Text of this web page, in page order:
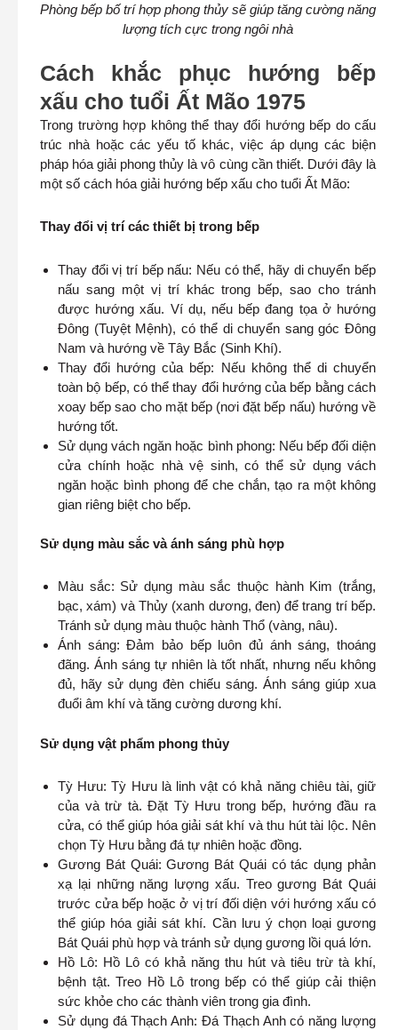
Phòng bếp bố trí hợp phong thủy sẽ giúp tăng cường năng
lượng tích cực trong ngôi nhà
Cách khắc phục hướng bếp
xấu cho tuổi Ất Mão 1975
Trong trường hợp không thể thay đổi hướng bếp do cấu
trúc nhà hoặc các yếu tố khác, việc áp dụng các biện
pháp hóa giải phong thủy là vô cùng cần thiết. Dưới đây là
một số cách hóa giải hướng bếp xấu cho tuổi Ất Mão:
Thay đổi vị trí các thiết bị trong bếp
Thay đổi vị trí bếp nấu: Nếu có thể, hãy di chuyển bếp
nấu sang một vị trí khác trong bếp, sao cho tránh
được hướng xấu. Ví dụ, nếu bếp đang tọa ở hướng
Đông (Tuyệt Mệnh), có thể di chuyển sang góc Đông
Nam và hướng về Tây Bắc (Sinh Khí).
Thay đổi hướng của bếp: Nếu không thể di chuyển
toàn bộ bếp, có thể thay đổi hướng của bếp bằng cách
xoay bếp sao cho mặt bếp (nơi đặt bếp nấu) hướng về
hướng tốt.
Sử dụng vách ngăn hoặc bình phong: Nếu bếp đối diện
cửa chính hoặc nhà vệ sinh, có thể sử dụng vách
ngăn hoặc bình phong để che chắn, tạo ra một không
gian riêng biệt cho bếp.
Sử dụng màu sắc và ánh sáng phù hợp
Màu sắc: Sử dụng màu sắc thuộc hành Kim (trắng,
bạc, xám) và Thủy (xanh dương, đen) để trang trí bếp.
Tránh sử dụng màu thuộc hành Thổ (vàng, nâu).
Ánh sáng: Đảm bảo bếp luôn đủ ánh sáng, thoáng
đãng. Ánh sáng tự nhiên là tốt nhất, nhưng nếu không
đủ, hãy sử dụng đèn chiếu sáng. Ánh sáng giúp xua
đuổi âm khí và tăng cường dương khí.
Sử dụng vật phẩm phong thủy
Tỳ Hưu: Tỳ Hưu là linh vật có khả năng chiêu tài, giữ
của và trừ tà. Đặt Tỳ Hưu trong bếp, hướng đầu ra
cửa, có thể giúp hóa giải sát khí và thu hút tài lộc. Nên
chọn Tỳ Hưu bằng đá tự nhiên hoặc đồng.
Gương Bát Quái: Gương Bát Quái có tác dụng phản
xạ lại những năng lượng xấu. Treo gương Bát Quái
trước cửa bếp hoặc ở vị trí đối diện với hướng xấu có
thể giúp hóa giải sát khí. Cần lưu ý chọn loại gương
Bát Quái phù hợp và tránh sử dụng gương lồi quá lớn.
Hồ Lô: Hồ Lô có khả năng thu hút và tiêu trừ tà khí,
bệnh tật. Treo Hồ Lô trong bếp có thể giúp cải thiện
sức khỏe cho các thành viên trong gia đình.
Sử dụng đá Thạch Anh: Đá Thạch Anh có năng lượng